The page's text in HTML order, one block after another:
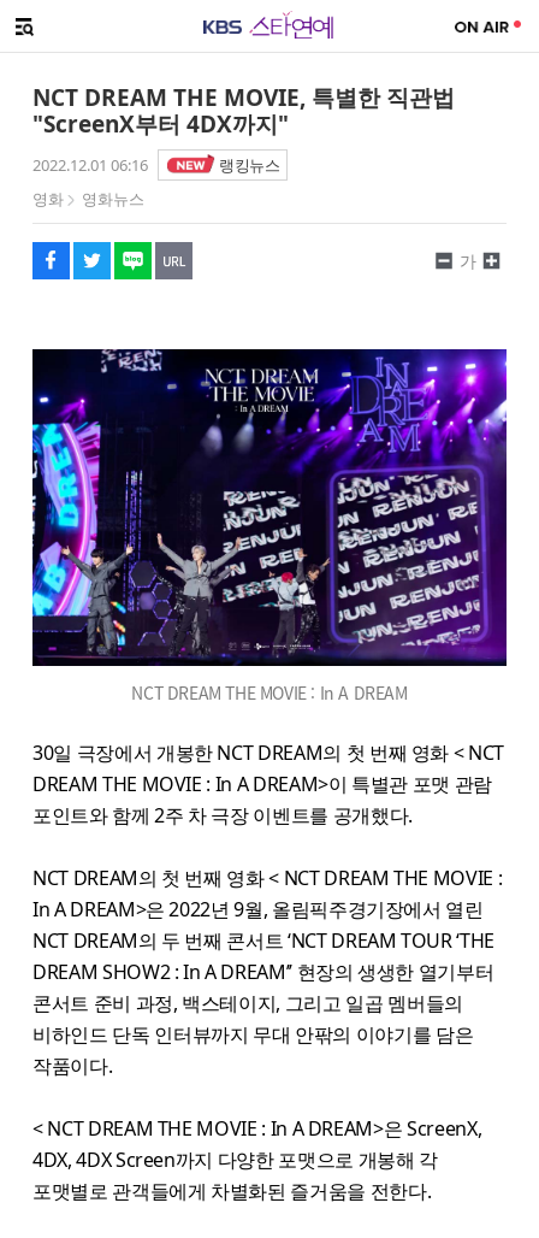
메뉴 열기
NCT DREAM THE MOVIE, 특별한 직관법
"ScreenX부터 4DX까지"
2022.12.01 06:16
랭킹뉴스
영화
영화뉴스
페이스북
트위터
네이버
URL복사
글씨 작게보기
가
글씨 크게보기
NCT DREAM THE MOVIE : In A DREAM
30일 극장에서 개봉한 NCT DREAM의 첫 번째 영화 < NCT
DREAM THE MOVIE : In A DREAM>이 특별관 포맷 관람
포인트와 함께 2주 차 극장 이벤트를 공개했다.
NCT DREAM의 첫 번째 영화 < NCT DREAM THE MOVIE :
In A DREAM>은 2022년 9월, 올림픽주경기장에서 열린
NCT DREAM의 두 번째 콘서트 ‘NCT DREAM TOUR ‘THE
DREAM SHOW2 : In A DREAM’’ 현장의 생생한 열기부터
콘서트 준비 과정, 백스테이지, 그리고 일곱 멤버들의
비하인드 단독 인터뷰까지 무대 안팎의 이야기를 담은
작품이다.
< NCT DREAM THE MOVIE : In A DREAM>은 ScreenX,
4DX, 4DX Screen까지 다양한 포맷으로 개봉해 각
포맷별로 관객들에게 차별화된 즐거움을 전한다.
해시태그